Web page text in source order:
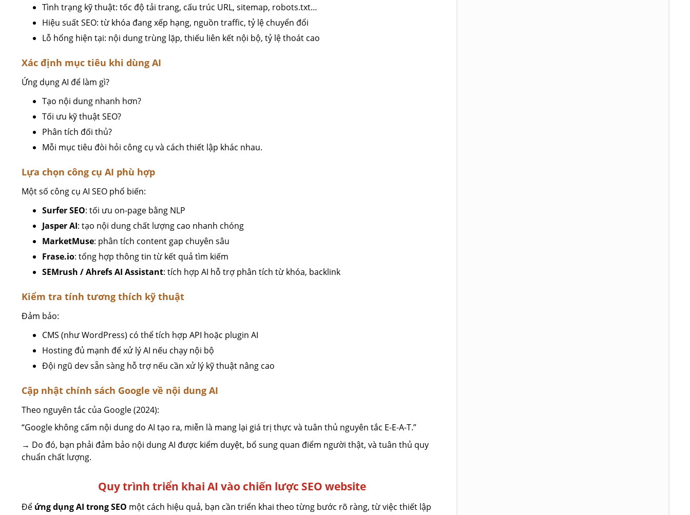
Tình trạng kỹ thuật: tốc độ tải trang, cấu trúc URL, sitemap, robots.txt…
Hiệu suất SEO: từ khóa đang xếp hạng, nguồn traffic, tỷ lệ chuyển đổi
Lỗ hổng hiện tại: nội dung trùng lặp, thiếu liên kết nội bộ, tỷ lệ thoát cao
Xác định mục tiêu khi dùng AI
Ứng dụng AI để làm gì?
Tạo nội dung nhanh hơn?
Tối ưu kỹ thuật SEO?
Phân tích đối thủ?
Mỗi mục tiêu đòi hỏi công cụ và cách thiết lập khác nhau.
Lựa chọn công cụ AI phù hợp
Một số công cụ AI SEO phổ biến:
Surfer SEO: tối ưu on-page bằng NLP
Jasper AI: tạo nội dung chất lượng cao nhanh chóng
MarketMuse: phân tích content gap chuyên sâu
Frase.io: tổng hợp thông tin từ kết quả tìm kiếm
SEMrush / Ahrefs AI Assistant: tích hợp AI hỗ trợ phân tích từ khóa, backlink
Kiểm tra tính tương thích kỹ thuật
Đảm bảo:
CMS (như WordPress) có thể tích hợp API hoặc plugin AI
Hosting đủ mạnh để xử lý AI nếu chạy nội bộ
Đội ngũ dev sẵn sàng hỗ trợ nếu cần xử lý kỹ thuật nâng cao
Cập nhật chính sách Google về nội dung AI
Theo nguyên tắc của Google (2024):
“Google không cấm nội dung do AI tạo ra, miễn là mang lại giá trị thực và tuân thủ nguyên tắc E-E-A-T.”
→ Do đó, bạn phải đảm bảo nội dung AI được kiểm duyệt, bổ sung quan điểm người thật, và tuân thủ quy
chuẩn chất lượng.
Quy trình triển khai AI vào chiến lược SEO website
Để ứng dụng AI trong SEO một cách hiệu quả, bạn cần triển khai theo từng bước rõ ràng, từ việc thiết lập